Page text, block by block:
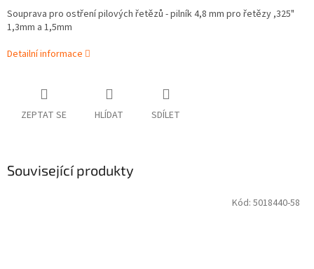
Souprava pro ostření pilových řetězů - pilník 4,8 mm pro řetězy ,325"
1,3mm a 1,5mm
Detailní informace
ZEPTAT SE HLÍDAT SDÍLET
Související produkty
Kód: 5018440-58